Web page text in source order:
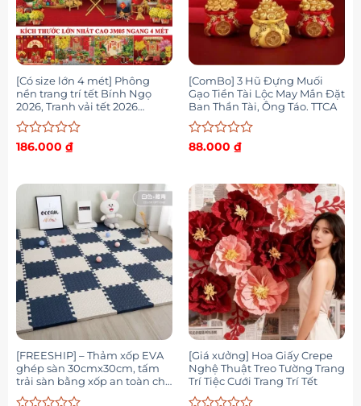
[Có size lớn 4 mét] Phông
nền trang trí tết Bính Ngọ
2026, Tranh vải tết 2026
mừng xuân Bính Ngọ Decor
trang trí tết
Được
0
186.000 ₫
[ComBo] 3 Hũ Đựng Muối
Gạo Tiền Tài Lộc May Mắn Đặt
Ban Thần Tài, Ông Táo. TTCA
Được
0
5
sao
88.000 ₫
[FREESHIP] – Thảm xốp EVA
ghép sàn 30cmx30cm, tấm
trải sàn bằng xốp an toàn cho
bé
[Giá xưởng] Hoa Giấy Crepe
Nghệ Thuật Treo Tường Trang
Trí Tiệc Cưới Trang Trí Tết